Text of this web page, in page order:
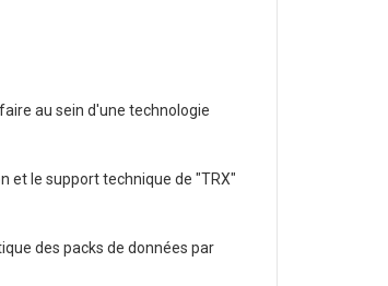
au sein d'une technologie
et le support technique de "TRX"
des packs de données par